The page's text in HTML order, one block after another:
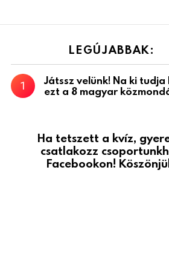
LEGÚJABBAK:
Játssz velünk! Na ki
ezt a 8 magyar
Ha tetszett a kvíz,
csatlakozz
Facebookon!